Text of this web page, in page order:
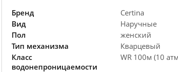
Бренд
Certina
Вид
Наручные
Пол
женский
Тип механизма
Кварцевый
Класс
водонепроницаемости
WR 100м (10